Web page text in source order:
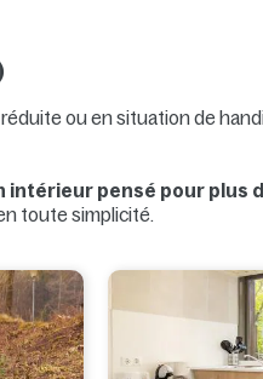
ou en situation de
pensé pour plus
toute simplicité.